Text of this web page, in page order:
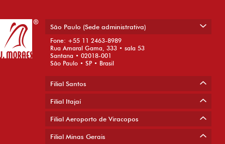
São Paulo (Sede administrativa)
Fone: +55 11 2463-8989
Rua Amaral Gama, 333 • sala 53
Santana • 02018-001
São Paulo • SP • Brasil
Filial Santos
Filial Itajaí
Filial Aeroporto de Viracopos
Filial Minas Gerais